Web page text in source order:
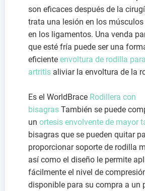
son eficaces después de la
trata una lesión en los
en los ligamentos. Una venda
que esté fría puede ser una
eficiente envoltura de rodilla
artritis aliviar la envoltura de la
Es el WorldBrace Rodillera con
bisagras También se puede
un ortesis envolvente de mayor
bisagras que se pueden quitar
proporcionar soporte de rodilla
así como el diseño le permite
fácilmente el nivel de
disponible para su compra a un